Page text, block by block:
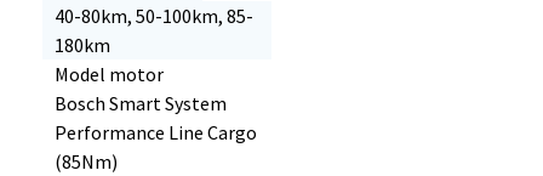
40-80km, 50-100km, 85-
180km
Model motor
Bosch Smart System
Performance Line Cargo
(85Nm)